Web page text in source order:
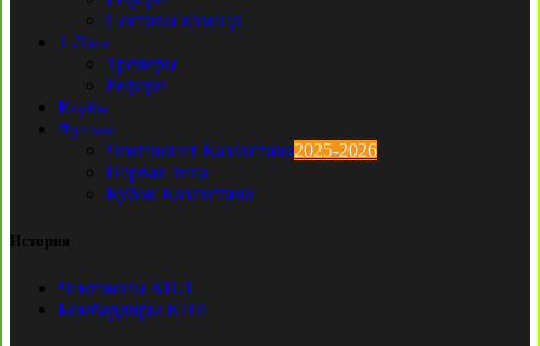
Составы команд
1 Лига
Тренеры
Рефери
Клубы
Футзал
Чемпионат Казахстана2025-2026
Первая лига
Кубок Казахстана
История
Чемпионы КПЛ
Бомбардиры КПЛ